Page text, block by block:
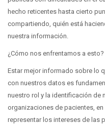
hecho reticentes hasta cierto
compartiendo, quién está
nuestra información.
¿Cómo nos enfrentamos a esto?
Estar mejor informado sobre lo
con nuestros datos es
nuestro rol y la identificación de
organizaciones de pacientes,
representar los intereses de las